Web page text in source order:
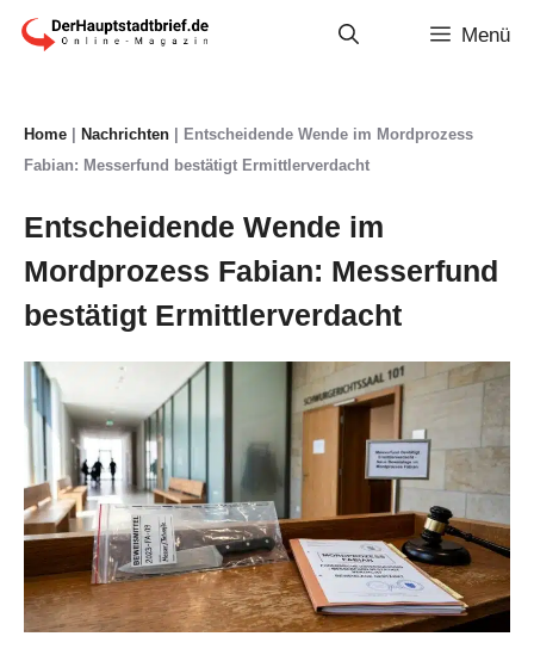
Zum
Menü
Home Nachrichten
Entscheidende Wende im Mordprozess
Fabian: Messerfund bestätigt Ermittlerverdacht
Entscheidende Wende im
Mordprozess Fabian: Messerfund
bestätigt Ermittlerverdacht